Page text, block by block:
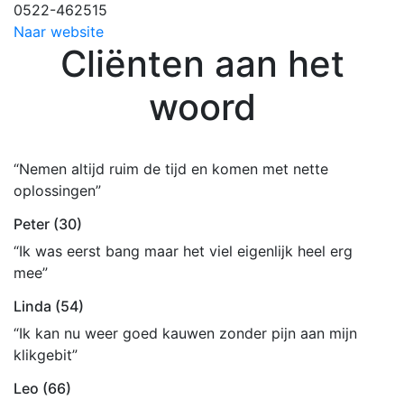
0522-462515
Naar website
Cliënten aan het
woord
“Nemen altijd ruim de tijd en komen met nette
oplossingen”
Peter (30)
“Ik was eerst bang maar het viel eigenlijk heel erg
mee”
Linda (54)
“Ik kan nu weer goed kauwen zonder pijn aan mijn
klikgebit”
Leo (66)